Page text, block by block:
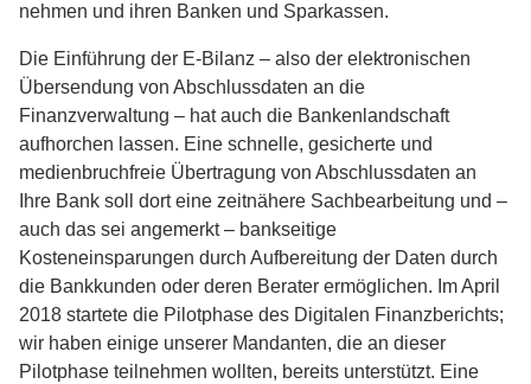
nehmen und ihren Banken und Spar­kassen.
Die Einführung der E-Bilanz – also der elektronischen
Übersendung von Abschlussdaten an die
Finanzverwaltung – hat auch die Bankenlandschaft
aufhorchen lassen. Eine schnelle, gesicherte und
medienbruchfreie Übertragung von Abschlussdaten an
Ihre Bank soll dort eine zeitnähere Sachbearbeitung und –
auch das sei angemerkt – bankseitige
Kosteneinsparungen durch Aufbereitung der Daten durch
die Bankkunden oder deren Berater ermöglichen. Im April
2018 startete die Pilotphase des Digitalen Finanzberichts;
wir haben einige unserer Mandanten, die an dieser
Pilotphase teilnehmen wollten, bereits unterstützt. Eine